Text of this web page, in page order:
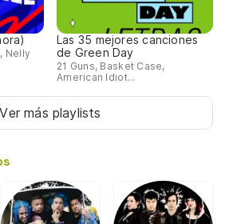
Nelly
Las 35 mejores canciones
de Green Day
21 Guns, Basket Case,
American Idiot...
Ver más playlists